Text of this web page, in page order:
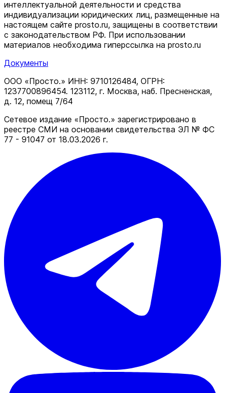
интеллектуальной деятельности и средства
индивидуализации юридических лиц, размещенные на
настоящем сайте prosto.ru, защищены в соответствии
c законодательством РФ. При использовании
материалов необходима гиперссылка на prosto.ru
Документы
ООО «Просто.» ИНН: 9710126484, ОГРН:
1237700896454. 123112, г. Москва, наб. Пресненская,
д. 12, помещ 7/64
Сетевое издание «Просто.» зарегистрировано в
реестре СМИ на основании свидетельства ЭЛ № ФС
77 - 91047 от 18.03.2026 г.